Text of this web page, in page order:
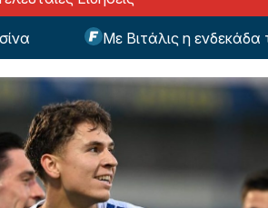
Με Βιτάλις η ενδεκάδα